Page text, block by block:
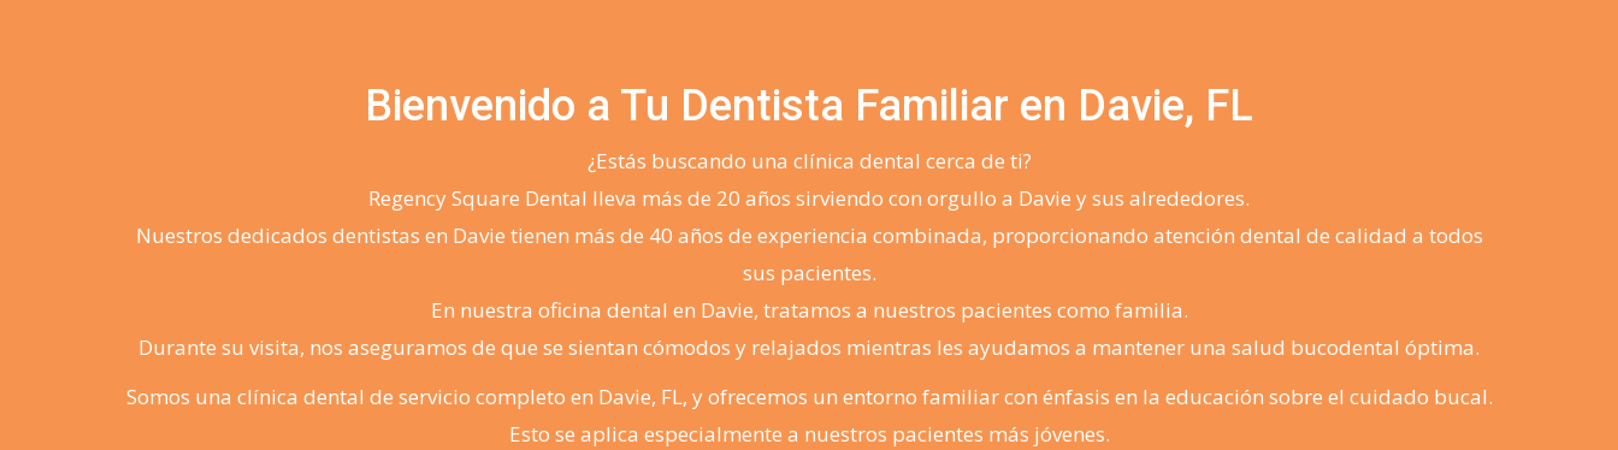
Bienvenido a Tu Dentista Familiar en Davie, FL
¿Estás buscando una clínica dental cerca de ti?
Regency Square Dental lleva más de 20 años sirviendo con orgullo a Davie y sus alrededores.
Nuestros dedicados dentistas en Davie tienen más de 40 años de experiencia combinada, proporcionando atención dental de calidad a todos
sus pacientes.
En nuestra oficina dental en Davie, tratamos a nuestros pacientes como familia.
Durante su visita, nos aseguramos de que se sientan cómodos y relajados mientras les ayudamos a mantener una salud bucodental óptima.
Somos una clínica dental de servicio completo en Davie, FL, y ofrecemos un entorno familiar con énfasis en la educación sobre el cuidado bucal.
Esto se aplica especialmente a nuestros pacientes más jóvenes.